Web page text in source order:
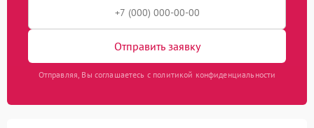
Отправить заявку
Отправляя, Вы соглашаетесь с политикой конфиденциальности